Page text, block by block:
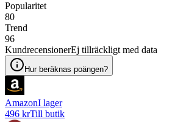
Popularitet
80
Trend
96
KundrecensionerEj tillräckligt med data
Hur beräknas poängen?
AmazonI lager
496 krTill butik